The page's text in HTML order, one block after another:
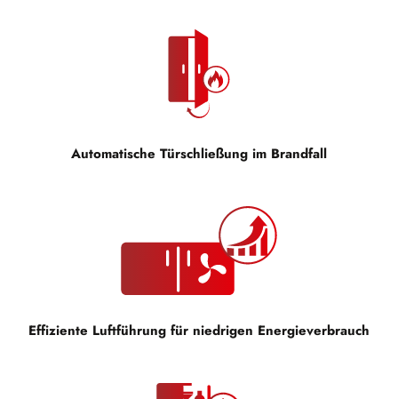
Automatische Türschließung im Brandfall
Effiziente Luftführung für niedrigen Energieverbrauch